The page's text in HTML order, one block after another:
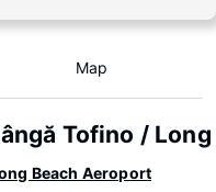
Map
Tofino / Long
Beach Aeroport